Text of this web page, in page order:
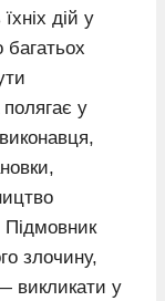
дій у
багатьох
полягає у
Підмовник
злочину,
викликати у